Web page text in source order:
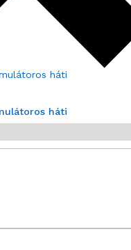
háti